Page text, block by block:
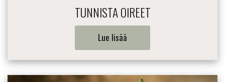
TUNNISTA OIREET
Lue lisää